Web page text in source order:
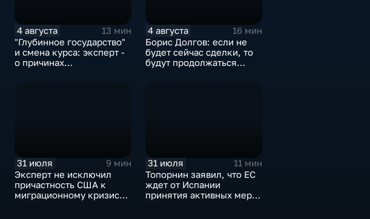
4 августа
13 мин
"Глубинное государство"
и смена курса: эксперт -
о причинах
4 августа
16 мин
Борис Долгов: если не
будет сейчас сделки, то
будут продолжаться
31 июля
9 мин
Эксперт не исключил
причастность США к
миграционному кризису в
31 июля
11 мин
Топорнин заявил, что ЕС
ждет от Испании
принятия активных мер